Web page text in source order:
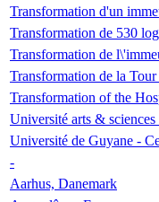
Transformation d'un
Transformation de 530
Transformation de
Transformation de la
Transformation of the
Université arts &
Université de Guyane -
-
Aarhus, Danemark